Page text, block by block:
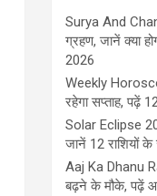
Surya And
ग्रहण, जानें क्या
2026
Weekly
रहेगा सप्ताह, पढ़ें
Solar Eclipse
जानें 12 राशियों
Aaj Ka Dhanu
बढ़ने के मौके, पढ़ें